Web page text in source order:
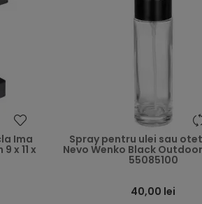
heart
Ima
x 11 x
Spray pentru ulei sau
Nevo Wenko Black
55085100
40,00 lei